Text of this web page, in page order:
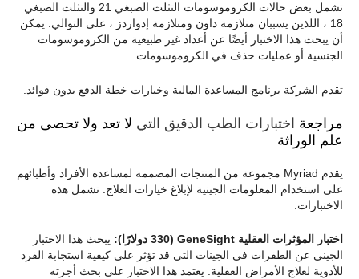
تشمل بعض حالات الكروموسومات التثلث الصبغي 21 والتثلث الصبغي
18 ، اللذين يسببان متلازمة داون ومتلازمة إدواردز ، على التوالي. يمكن
أن يبحث هذا الاختبار أيضًا عن أعداد غير طبيعية من الكروموسومات
الجنسية أو عمليات حذف في الكروموسومات.
تقدم الشركة برنامج المساعدة المالية وخيارات خطة الدفع بدون فوائد.
مراجعة اختبارات الطب الدقيق التي لا تعد ولا تحصى من
علم الوراثة
يقدم Myriad مجموعة من المنتجات المصممة لمساعدة الأفراد وأطبائهم
على استخدام المعلومات الجينية لإبلاغ خيارات العلاج. تشمل هذه
الاختبارات:
اختبار المؤثرات العقلية GeneSight (330 دولارًا):
يبحث هذا الاختبار
الجيني عن الطفرات في الجينات التي قد تؤثر على كيفية استجابة الفرد
للأدوية لعلاج الأمراض العقلية. يعتمد هذا الاختبار على بحث أجرته